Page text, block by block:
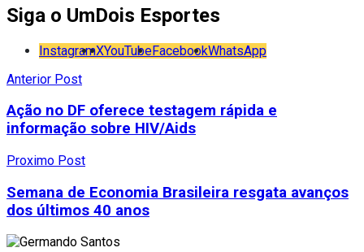
Siga o UmDois Esportes
InstagramXYouTubeFacebookWhatsApp
Anterior Post
Ação no DF oferece testagem rápida e
informação sobre HIV/Aids
Proximo Post
Semana de Economia Brasileira resgata avanços
dos últimos 40 anos